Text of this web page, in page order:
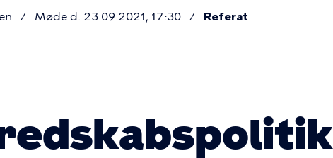
Møde d. 23.09.2021, 17:30 Referat